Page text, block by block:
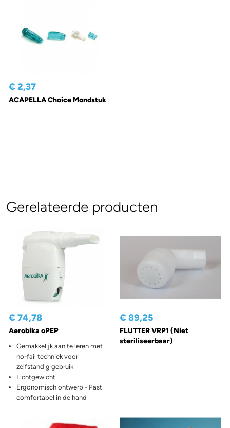
€ 2,37
ACAPELLA Choice Mondstuk
Gerelateerde producten
€ 74,78
Aerobika oPEP
Gemakkelijk aan te leren met
no-fail techniek voor
zelfstandig gebruik
Lichtgewicht
Ergonomisch ontwerp - Past
comfortabel in de hand
€ 89,25
FLUTTER VRP1 (Niet
steriliseerbaar)